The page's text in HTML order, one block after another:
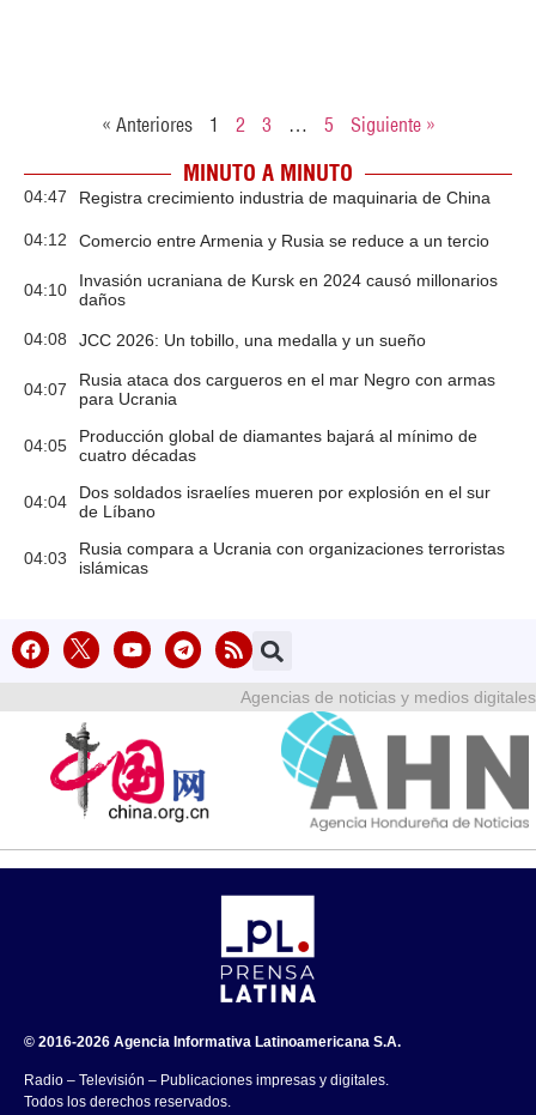
« Anteriores 1 2 3 … 5 Siguiente »
MINUTO A MINUTO
04:47 Registra crecimiento industria de maquinaria de China
04:12 Comercio entre Armenia y Rusia se reduce a un tercio
04:10
Invasión ucraniana de Kursk en 2024 causó millonarios
daños
04:08 JCC 2026: Un tobillo, una medalla y un sueño
04:07
Rusia ataca dos cargueros en el mar Negro con armas
para Ucrania
04:05
Producción global de diamantes bajará al mínimo de
cuatro décadas
04:04
Dos soldados israelíes mueren por explosión en el sur
de Líbano
04:03
Rusia compara a Ucrania con organizaciones terroristas
islámicas
Agencias de noticias y medios digitales
© 2016-2026 Agencia Informativa Latinoamericana S.A.
Radio – Televisión – Publicaciones impresas y digitales.
Todos los derechos reservados.